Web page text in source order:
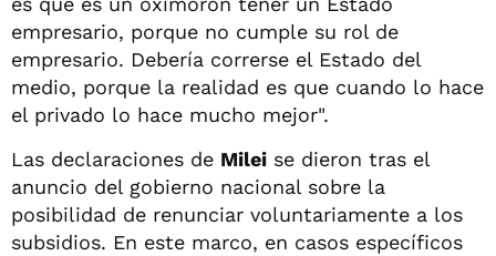
empresario, porque no cumple su rol de
empresario. Debería correrse el Estado del
medio, porque la realidad es que cuando lo hace
el privado lo hace mucho mejor".
Las declaraciones de Milei se dieron tras el
anuncio del gobierno nacional sobre la
posibilidad de renunciar voluntariamente a los
subsidios. En este marco, en casos específicos